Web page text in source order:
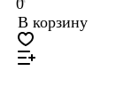
0
В корзину